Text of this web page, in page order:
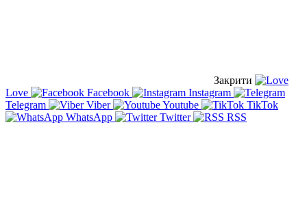
Закрити
Love
Facebook
Instagram
Telegram
Viber Youtube
TikTok
WhatsApp
Twitter RSS